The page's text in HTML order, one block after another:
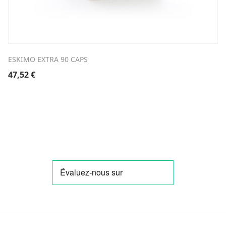
ESKIMO EXTRA 90 CAPS
47,52€